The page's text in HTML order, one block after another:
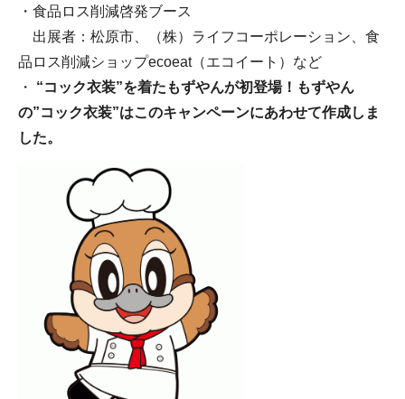
・食品ロス削減啓発ブース
出展者：松原市、（株）ライフコーポレーション、食
品ロス削減ショップecoeat（エコイート）など
・
“コック衣装”を着たもずやんが初登場！もずやん
の”コック衣装”はこのキャンペーンにあわせて作成しま
した。